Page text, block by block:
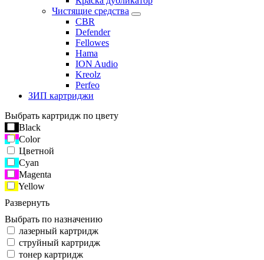
Чистящие средства
CBR
Defender
Fellowes
Hama
ION Audio
Kreolz
Perfeo
ЗИП картриджи
Выбрать картридж по цвету
Black
Color
Цветной
Cyan
Magenta
Yellow
Развернуть
Выбрать по назначению
лазерный картридж
струйный картридж
тонер картридж